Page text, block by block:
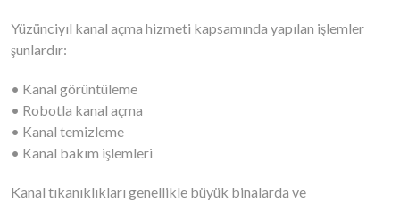
Yüzünciyıl kanal açma hizmeti kapsamında yapılan işlemler
şunlardır:
• Kanal görüntüleme
• Robotla kanal açma
• Kanal temizleme
• Kanal bakım işlemleri
Kanal tıkanıklıkları genellikle büyük binalarda ve